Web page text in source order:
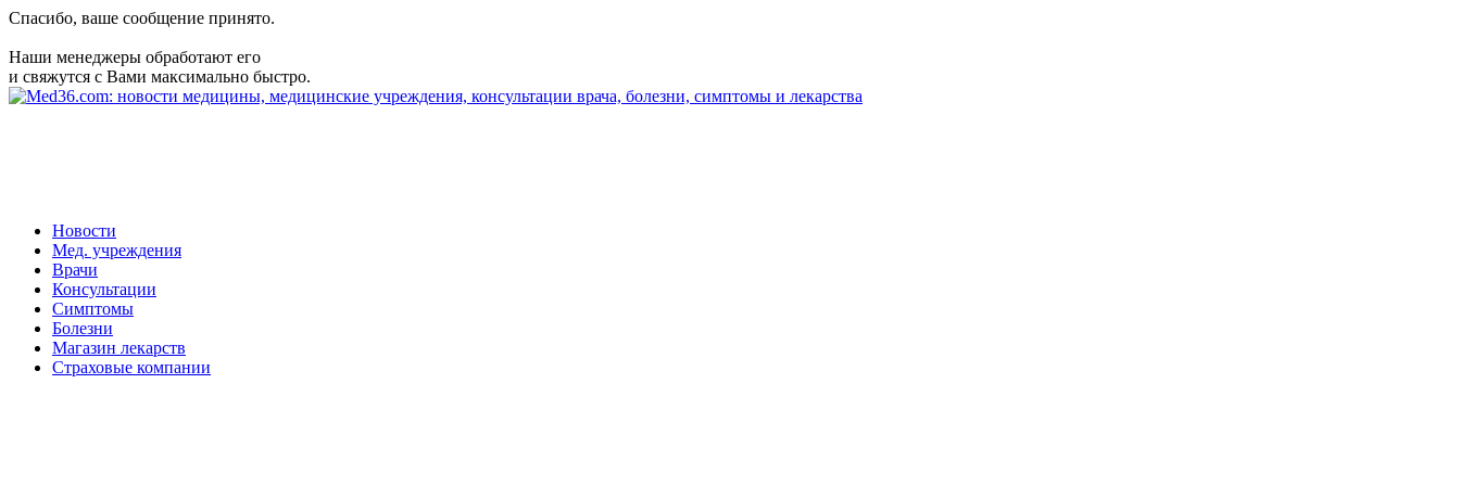
Спасибо, ваше сообщение принято.
Наши менеджеры обработают его
и свяжутся с Вами максимально быстро.
Новости
Мед. учреждения
Врачи
Консультации
Симптомы
Болезни
Магазин лекарств
Страховые компании